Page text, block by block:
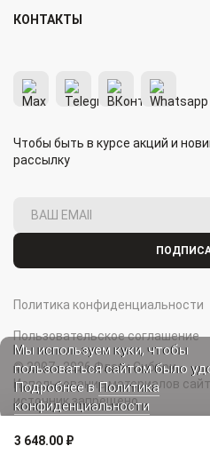
3 648.00 ₽
КОНТАКТЫ
Чтобы быть в курсе акций и
рассылку
© 2007–2026 Флаги Сибири.
Использование материалов
источник запрещено.
Политика конфиденциальности
Пользовательское соглашение
Мы используем куки, чтобы
пользоваться сайтом было
Подробнее вПолитика
конфиденциальности